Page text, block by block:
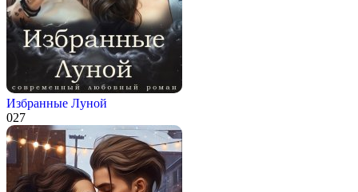
Избранные Луной
027